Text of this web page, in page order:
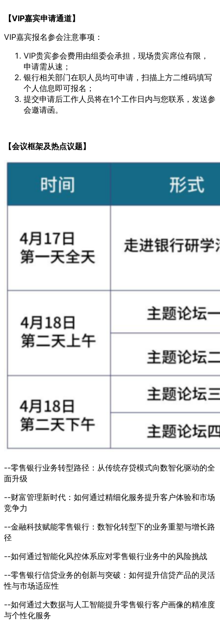
【VIP嘉宾申请通道】
VIP嘉宾报名参会注意事项：
VIP贵宾参会费用由组委会承担，现场贵宾席位有限，
申请需从速；
银行相关部门在职人员均可申请，扫描上方二维码填写
个人信息即可报名；
提交申请后工作人员将在1个工作日内与您联系，发送参
会邀请函。
【会议框架及热点议题】
--零售银行业务转型路径：从传统存贷模式向数智化驱动的全
面升级
--财富管理新时代：如何通过精细化服务提升客户体验和市场
竞争力
--金融科技赋能零售银行：数智化转型下的业务重塑与增长路
径
--如何通过智能化风控体系应对零售银行业务中的风险挑战
--零售银行信贷业务的创新与突破：如何提升信贷产品的灵活
性与市场适应性
--如何通过大数据与人工智能提升零售银行客户画像的精准度
与个性化服务